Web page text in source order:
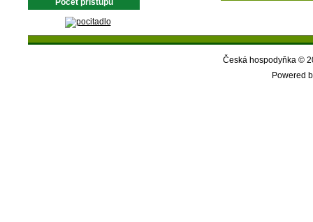
Počet přístupů
Česká hospodyňka ©
Powered